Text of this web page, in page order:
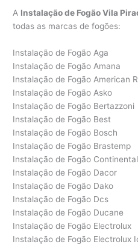
A Instalação de Fogão Vila
todas as marcas de fogões:
Instalação de Fogão Aga
Instalação de Fogão Amana
Instalação de Fogão American
Instalação de Fogão Asko
Instalação de Fogão Bertazzoni
Instalação de Fogão Best
Instalação de Fogão Bosch
Instalação de Fogão Brastemp
Instalação de Fogão Continental
Instalação de Fogão Dacor
Instalação de Fogão Dako
Instalação de Fogão Dcs
Instalação de Fogão Ducane
Instalação de Fogão Electrolux
Instalação de Fogão Electrolux